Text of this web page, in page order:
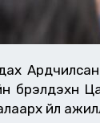
үйл